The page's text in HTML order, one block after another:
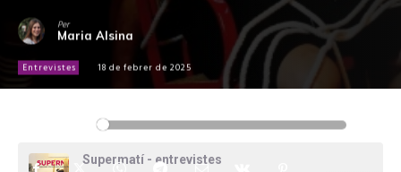
Per
Maria Alsina
Entrevistes 18 de febrer de 2025
Supermatí - entrevistes